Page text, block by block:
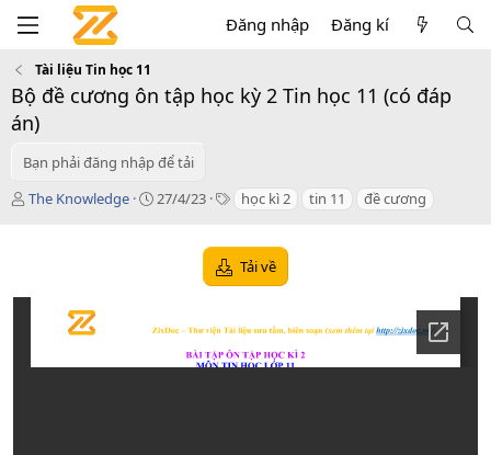
Đăng nhập Đăng kí
Tài liệu Tin học 11
Bộ đề cương ôn tập học kỳ 2 Tin học 11 (có đáp
án)
Bạn phải đăng nhập để tải
T
ả
The Knowledge
C
n
27/4/23
T học kì 2 tin 11 đề cương
Tải về